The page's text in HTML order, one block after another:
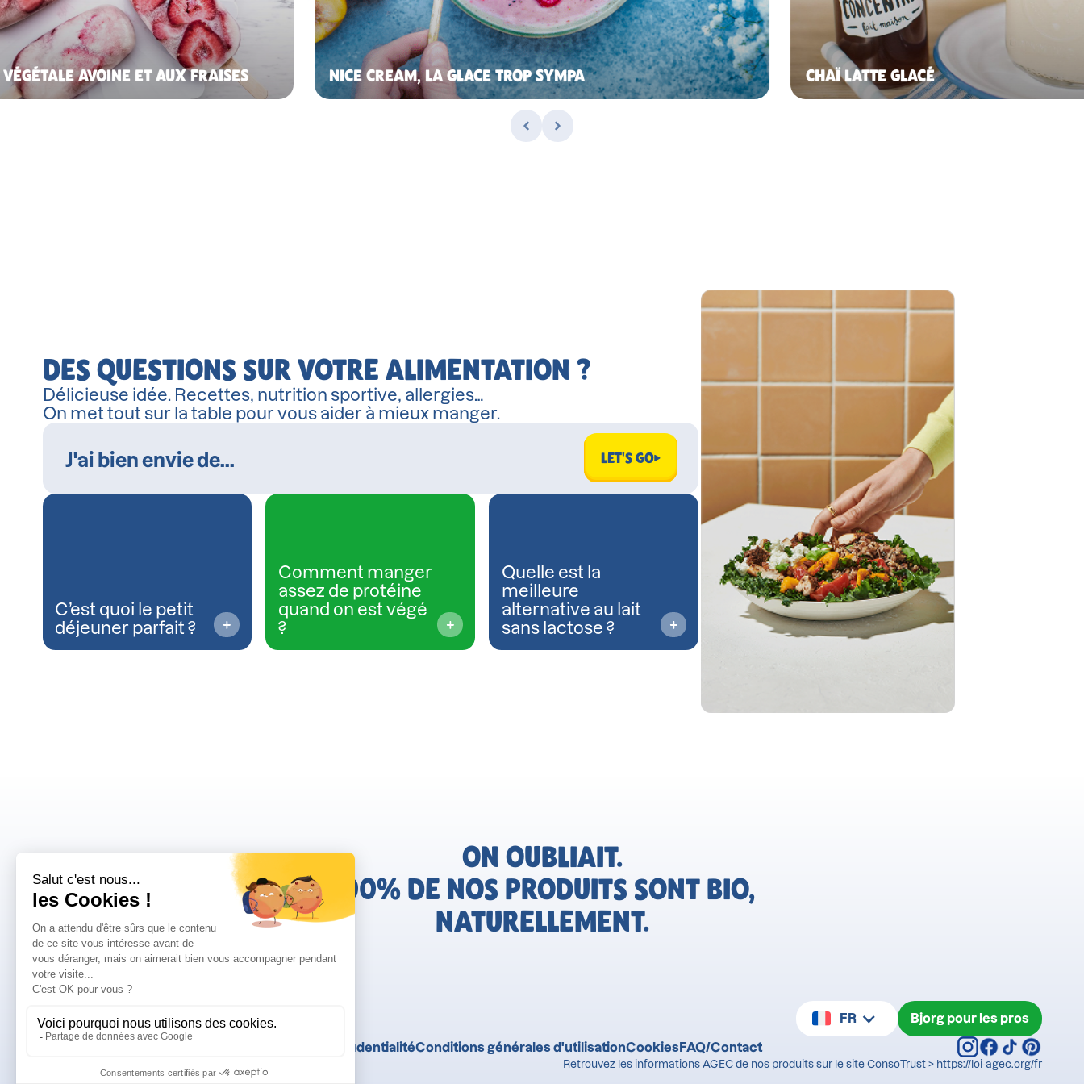
AVOINE ET AUX FRAISES NICE CREAM, LA GLACE TROP SYMPA CHAÏ LATTE GLACÉ
DES QUESTIONS SUR VOTRE ALIMENTATION ?
Délicieuse idée. Recettes, nutrition sportive, allergies…
On met tout sur la table pour vous aider à mieux manger.
LET'S GO
C’est quoi le petit
déjeuner parfait ?
Comment manger
assez de protéine
quand on est végé
?
Quelle est la
meilleure
alternative au lait
sans lactose ?
ON OUBLIAIT.
100% DE NOS PRODUITS SONT BIO,
NATURELLEMENT.
FR Bjorg pour les pros
Politique de confidentialitéConditions générales d'utilisationCookiesFAQ/Contact
Retrouvez les informations AGEC de nos produits sur le site ConsoTrust > https://loi-agec.org/fr